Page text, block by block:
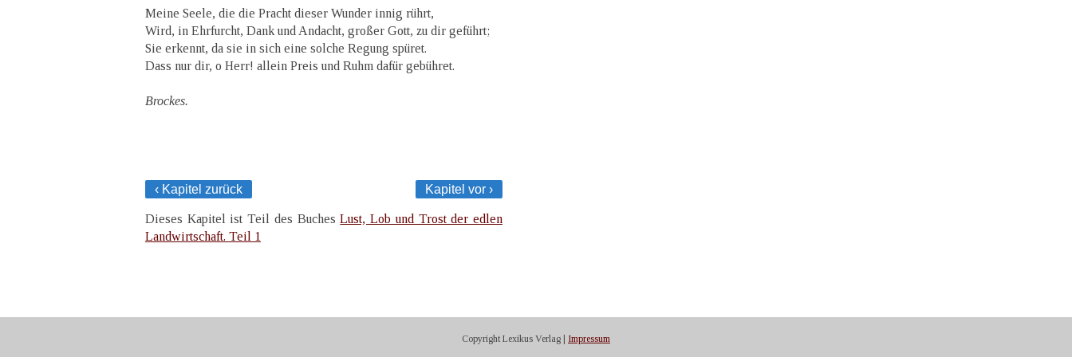
Meine Seele, die die Pracht dieser Wunder innig rührt,
Wird, in Ehrfurcht, Dank und Andacht, großer Gott, zu dir geführt;
Sie erkennt, da sie in sich eine solche Regung spüret.
Dass nur dir, o Herr! allein Preis und Ruhm dafür gebühret.
Brockes.
‹ Kapitel zurück Kapitel vor ›
Dieses Kapitel ist Teil des BuchesLust, Lob und Trost der edlen
Landwirtschaft. Teil 1
Copyright Lexikus Verlag | Impressum